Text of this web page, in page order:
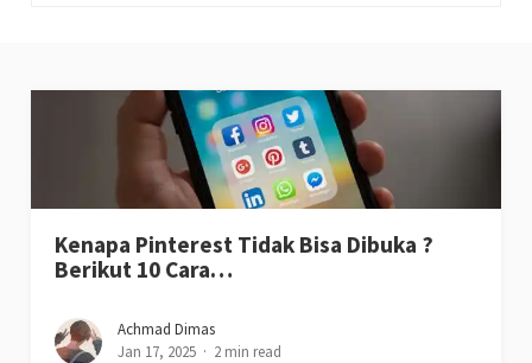
Kenapa Pinterest Tidak Bisa Dibuka ?
Berikut 10 Cara…
Achmad Dimas
Jan 17, 2025
2 min read